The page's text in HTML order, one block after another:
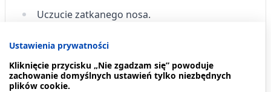
Uczucie zatkanego nosa.
Niezbyt często(może występować u 1 na 100
pacjentów):
Ustawienia prywatności
Kliknięcie przycisku „Nie zgadzam się” powoduje
zachowanie domyślnych ustawień tylko niezbędnych
plików cookie.